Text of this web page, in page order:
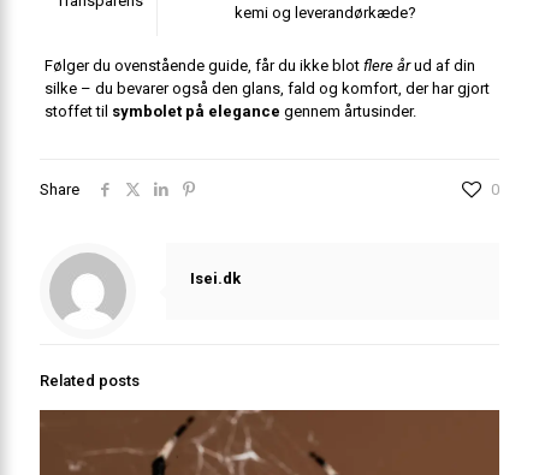
kemi og leverandør­kæde?
Følger du ovenstående guide, får du ikke blot flere årud af din
silke – du bevarer også den glans, fald og komfort, der har gjort
stoffet til symbolet på elegance gennem årtusinder.
Share 0
Isei.dk
Related posts